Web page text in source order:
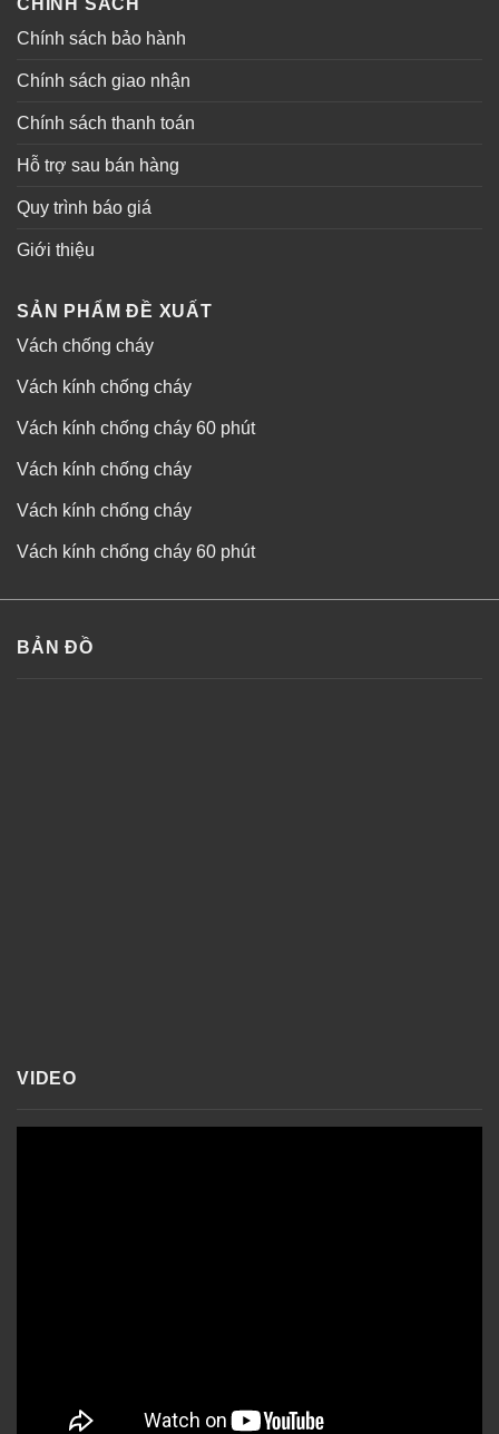
Chính sách bảo hành
Chính sách giao nhận
Chính sách thanh toán
Hỗ trợ sau bán hàng
Quy trình báo giá
Giới thiệu
SẢN PHẨM ĐỀ XUẤT
Vách chống cháy
Vách kính chống cháy
Vách kính chống cháy 60 phút
Vách kính chống cháy
Vách kính chống cháy
Vách kính chống cháy 60 phút
BẢN ĐỒ
VIDEO